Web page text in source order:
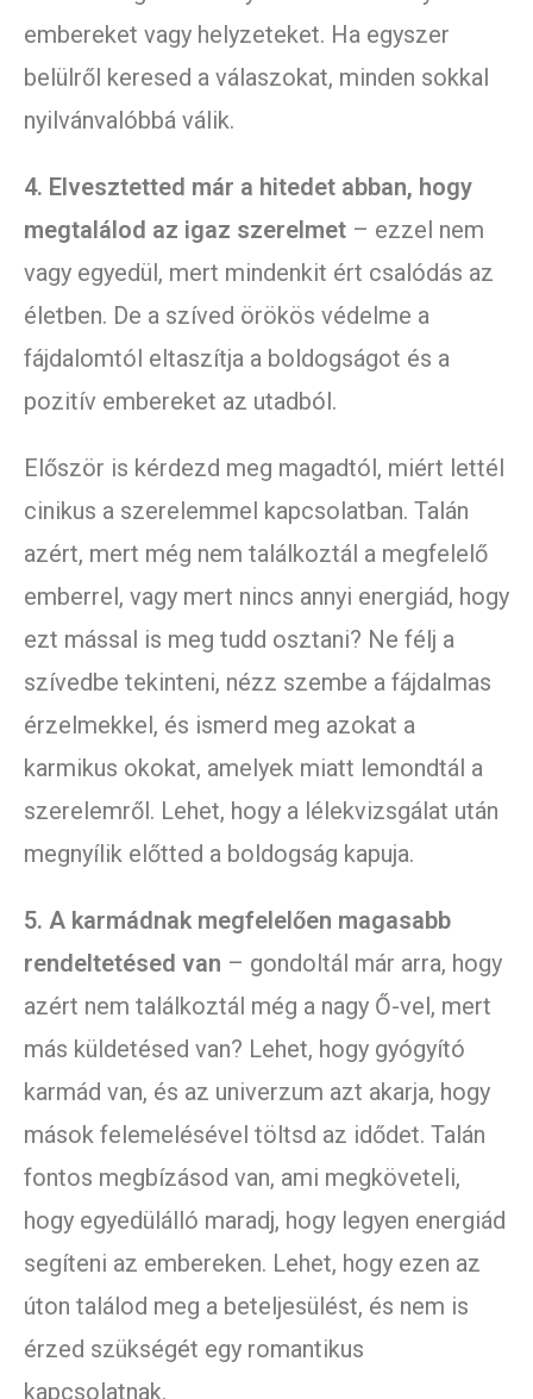
embereket vagy helyzeteket. Ha egyszer
belülről keresed a válaszokat, minden sokkal
nyilvánvalóbbá válik.
4. Elvesztetted már a hitedet abban, hogy
megtalálod az igaz szerelmet – ezzel nem
vagy egyedül, mert mindenkit ért csalódás az
életben. De a szíved örökös védelme a
fájdalomtól eltaszítja a boldogságot és a
pozitív embereket az utadból.
Először is kérdezd meg magadtól, miért lettél
cinikus a szerelemmel kapcsolatban. Talán
azért, mert még nem találkoztál a megfelelő
emberrel, vagy mert nincs annyi energiád, hogy
ezt mással is meg tudd osztani? Ne félj a
szívedbe tekinteni, nézz szembe a fájdalmas
érzelmekkel, és ismerd meg azokat a
karmikus okokat, amelyek miatt lemondtál a
szerelemről. Lehet, hogy a lélekvizsgálat után
megnyílik előtted a boldogság kapuja.
5. A karmádnak megfelelően magasabb
rendeltetésed van – gondoltál már arra, hogy
azért nem találkoztál még a nagy Ő-vel, mert
más küldetésed van? Lehet, hogy gyógyító
karmád van, és az univerzum azt akarja, hogy
mások felemelésével töltsd az idődet. Talán
fontos megbízásod van, ami megköveteli,
hogy egyedülálló maradj, hogy legyen energiád
segíteni az embereken. Lehet, hogy ezen az
úton találod meg a beteljesülést, és nem is
érzed szükségét egy romantikus
kapcsolatnak.